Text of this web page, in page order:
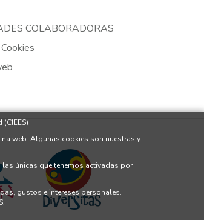
COLABORADORAS
web. Algunas cookies son nuestras y
únicas que tenemos activadas por
gustos e intereses personales.